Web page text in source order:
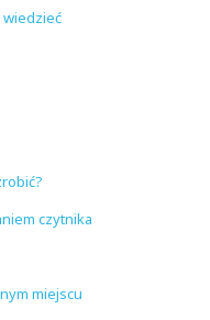
wiedzieć
czytnika
miejscu